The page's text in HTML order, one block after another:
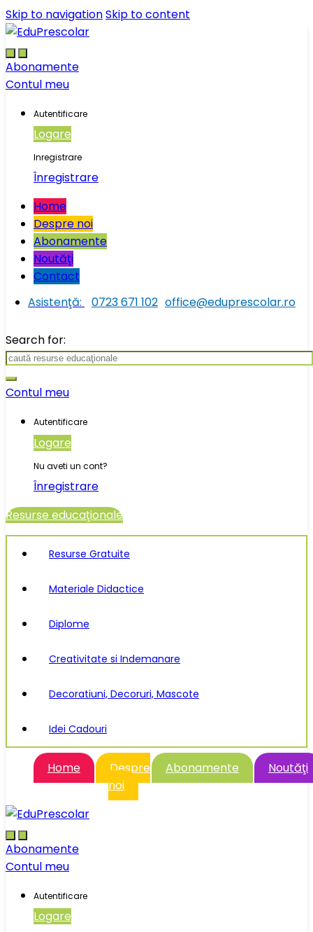
Skip to navigationSkip to content
Abonamente
Contul meu
Autentificare
Logare
Inregistrare
Înregistrare
Home
Despre noi
Abonamente
Noutăţi
Contact
Asistenţă:
0723 671 102 office@eduprescolar.ro
Search for:
Contul meu
Autentificare
Logare
Nu aveti un cont?
Înregistrare
Resurse educaţionale
Resurse Gratuite
Materiale Didactice
Diplome
Creativitate si Indemanare
Decoratiuni, Decoruri, Mascote
Idei Cadouri
Home
Despre
noi
Abonamente Noutăţi
Abonamente
Contul meu
Autentificare
Logare